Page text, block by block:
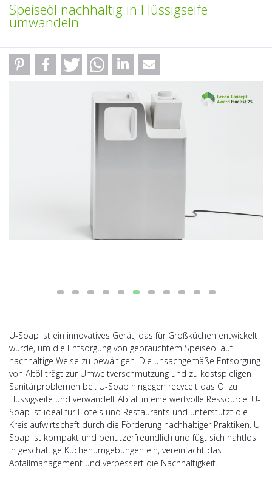
Speiseöl nachhaltig in Flüssigseife
umwandeln
U-Soap ist ein innovatives Gerät, das für Großküchen entwickelt
wurde, um die Entsorgung von gebrauchtem Speiseöl auf
nachhaltige Weise zu bewältigen. Die unsachgemäße Entsorgung
von Altöl trägt zur Umweltverschmutzung und zu kostspieligen
Sanitärproblemen bei. U-Soap hingegen recycelt das Öl zu
Flüssigseife und verwandelt Abfall in eine wertvolle Ressource. U-
Soap ist ideal für Hotels und Restaurants und unterstützt die
Kreislaufwirtschaft durch die Förderung nachhaltiger Praktiken. U-
Soap ist kompakt und benutzerfreundlich und fügt sich nahtlos
in geschäftige Küchenumgebungen ein, vereinfacht das
Abfallmanagement und verbessert die Nachhaltigkeit.